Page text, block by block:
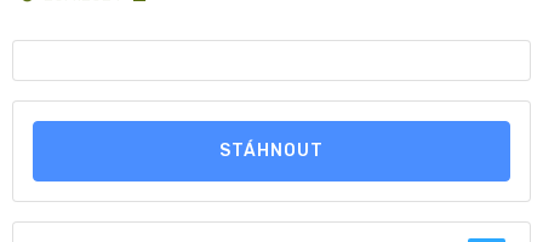
STÁHNOUT